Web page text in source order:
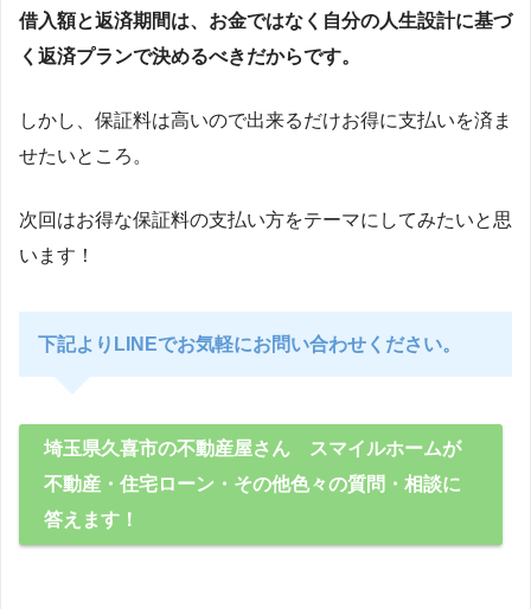
借入額と返済期間は、お金ではなく自分の人生設計に基づ
く返済プランで決めるべきだからです。
しかし、保証料は高いので出来るだけお得に支払いを済ま
せたいところ。
次回はお得な保証料の支払い方をテーマにしてみたいと思
います！
下記よりLINEでお気軽にお問い合わせください。
埼玉県久喜市の不動産屋さん スマイルホームが
不動産・住宅ローン・その他色々の質問・相談に
答えます！